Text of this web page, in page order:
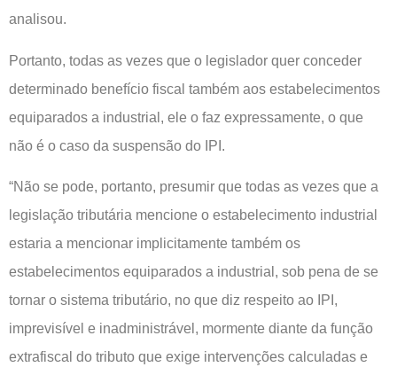
analisou.
Portanto, todas as vezes que o legislador quer conceder
determinado benefício fiscal também aos estabelecimentos
equiparados a industrial, ele o faz expressamente, o que
não é o caso da suspensão do IPI.
“Não se pode, portanto, presumir que todas as vezes que a
legislação tributária mencione o estabelecimento industrial
estaria a mencionar implicitamente também os
estabelecimentos equiparados a industrial, sob pena de se
tornar o sistema tributário, no que diz respeito ao IPI,
imprevisível e inadministrável, mormente diante da função
extrafiscal do tributo que exige intervenções calculadas e